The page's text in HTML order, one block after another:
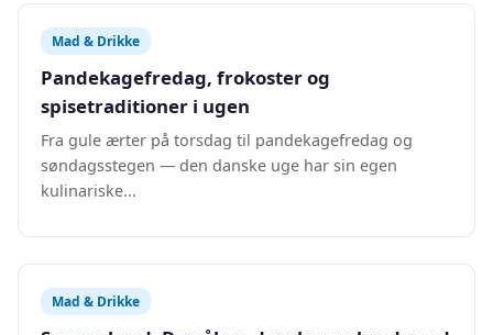
Mad & Drikke
Pandekagefredag, frokoster og
spisetraditioner i ugen
Fra gule ærter på torsdag til pandekagefredag og
søndagsstegen — den danske uge har sin egen
kulinariske...
Mad & Drikke